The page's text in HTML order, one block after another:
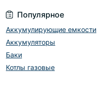
Популярное
Аккумулирующие емкости
Аккумуляторы
Баки
Котлы газовые